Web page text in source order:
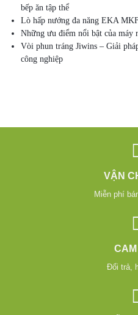
bếp ăn tập thể
Lò hấp nướng đa năng EKA
Những ưu điểm nổi bật của máy
Vòi phun tráng Jiwins – Giải
công nghiệp
VẬN
Miễn phí
Đổi trả,